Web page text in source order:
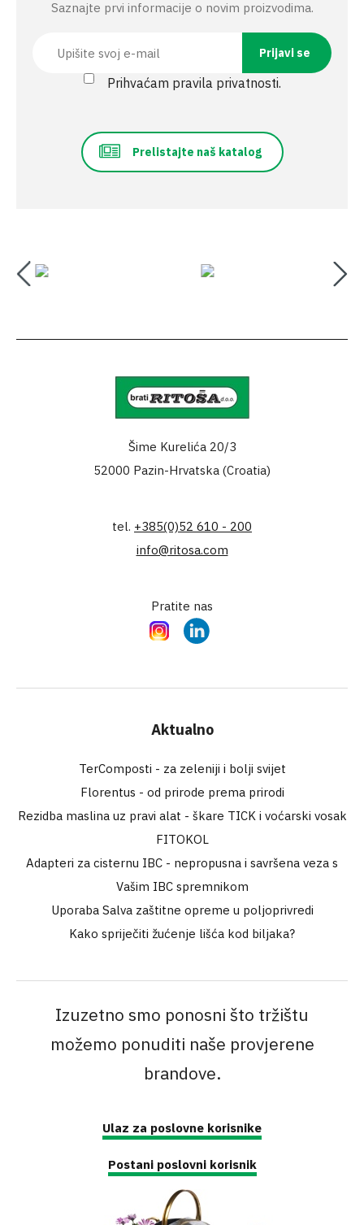
Saznajte prvi informacije o novim proizvodima.
Prihvaćam pravila privatnosti.
Prelistajte naš katalog
Šime Kurelića 20/3
52000 Pazin-Hrvatska (Croatia)
tel. +385(0)52 610 - 200
info@ritosa.com
Pratite nas
InstagramLinkedIn
Aktualno
TerComposti - za zeleniji i bolji svijet
Florentus - od prirode prema prirodi
Rezidba maslina uz pravi alat - škare TICK i voćarski vosak
FITOKOL
Adapteri za cisternu IBC - nepropusna i savršena veza s
Vašim IBC spremnikom
Uporaba Salva zaštitne opreme u poljoprivredi
Kako spriječiti žućenje lišća kod biljaka?
Izuzetno smo ponosni što tržištu
možemo ponuditi naše provjerene
brandove.
Ulaz za poslovne korisnike
Postani poslovni korisnik